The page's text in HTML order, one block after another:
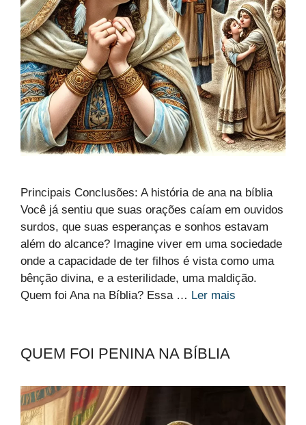
Principais Conclusões: A história de ana na bíblia
Você já sentiu que suas orações caíam em ouvidos
surdos, que suas esperanças e sonhos estavam
além do alcance? Imagine viver em uma sociedade
onde a capacidade de ter filhos é vista como uma
bênção divina, e a esterilidade, uma maldição.
Quem foi Ana na Bíblia? Essa … Ler mais
QUEM FOI PENINA NA BÍBLIA